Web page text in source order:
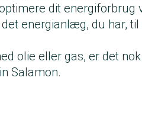
dit
energianlæg, du har, til
olie eller gas, er det
Salamon.